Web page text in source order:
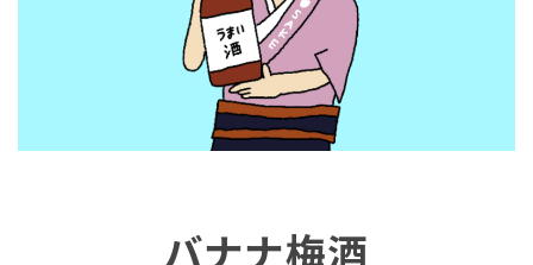
バナナ梅酒